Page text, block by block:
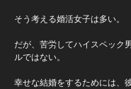
そう考える婚活女子は多い。
だが、苦労してハイスペック
ルではない。
幸せな結婚をするためには、